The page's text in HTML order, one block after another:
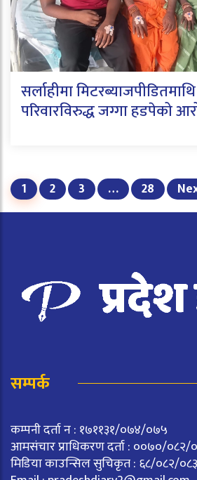
सर्लाहीमा
परिवारविरुद्ध जग्गा हडपेको
1 2 3 … 28
सम्पर्क
कम्पनी दर्ता न : १७११३१/०७४/०७५
आमसंचार प्राधिकरण दर्ता : ००७०/०८२/
मिडिया काउन्सिल सुचिकृत : ६८/०८२/०८३